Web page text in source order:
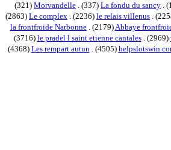
(321) Morvandelle . (337) La fondu du sancy .
(2863) Le complex . (2236) le relais villenus .
la frontfroide Narbonne. (2179)Abbaye
(3716) le pradel l saint etienne cantales. (2969)
(4368) Les rempart autun. (4505) helpslotswin